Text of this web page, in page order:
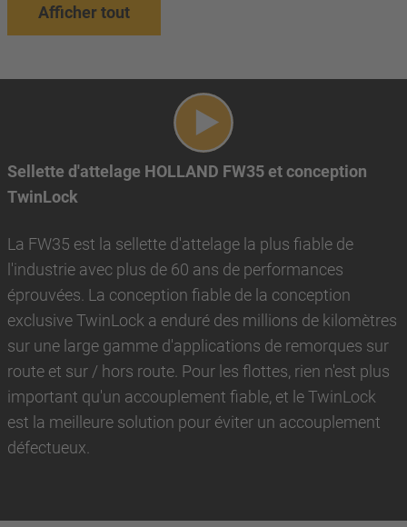
Afficher tout
Lire la vidéo
Sellette d'attelage HOLLAND FW35 et conception
TwinLock
La FW35 est la sellette d'attelage la plus fiable de
l'industrie avec plus de 60 ans de performances
éprouvées. La conception fiable de la conception
exclusive TwinLock a enduré des millions de kilomètres
sur une large gamme d'applications de remorques sur
route et sur / hors route. Pour les flottes, rien n'est plus
important qu'un accouplement fiable, et le TwinLock
est la meilleure solution pour éviter un accouplement
défectueux.